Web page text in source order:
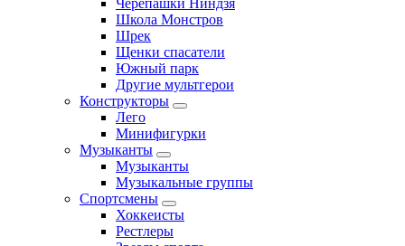
Школа Монстров
Шрек
Щенки спасатели
Южный парк
Другие мультгерои
Конструкторы
Лего
Минифигурки
Музыканты
Музыканты
Музыкальные группы
Спортсмены
Хоккеисты
Рестлеры